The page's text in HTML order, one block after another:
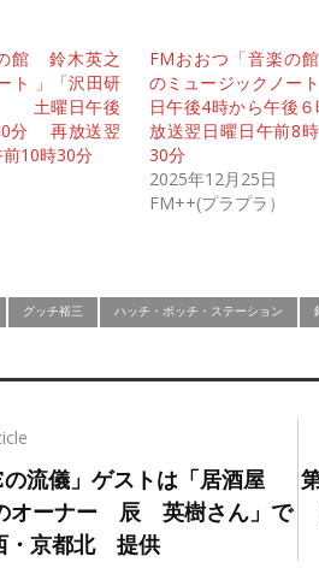
館 鈴木英之
ト 」「沢田研
土曜日午後
分 再放送翌
10時30分
FMおおつ「音楽の
のミュージックノ
日午後4時から午後
放送翌日曜日午前8
30分
2025年12月25日
FM++(プラプラ）
グッチ裕三 ハッチ・ポッチ・ステーション
流儀」ゲストは「居酒屋
オーナー 辰 英樹さん」で
・京都北 提供